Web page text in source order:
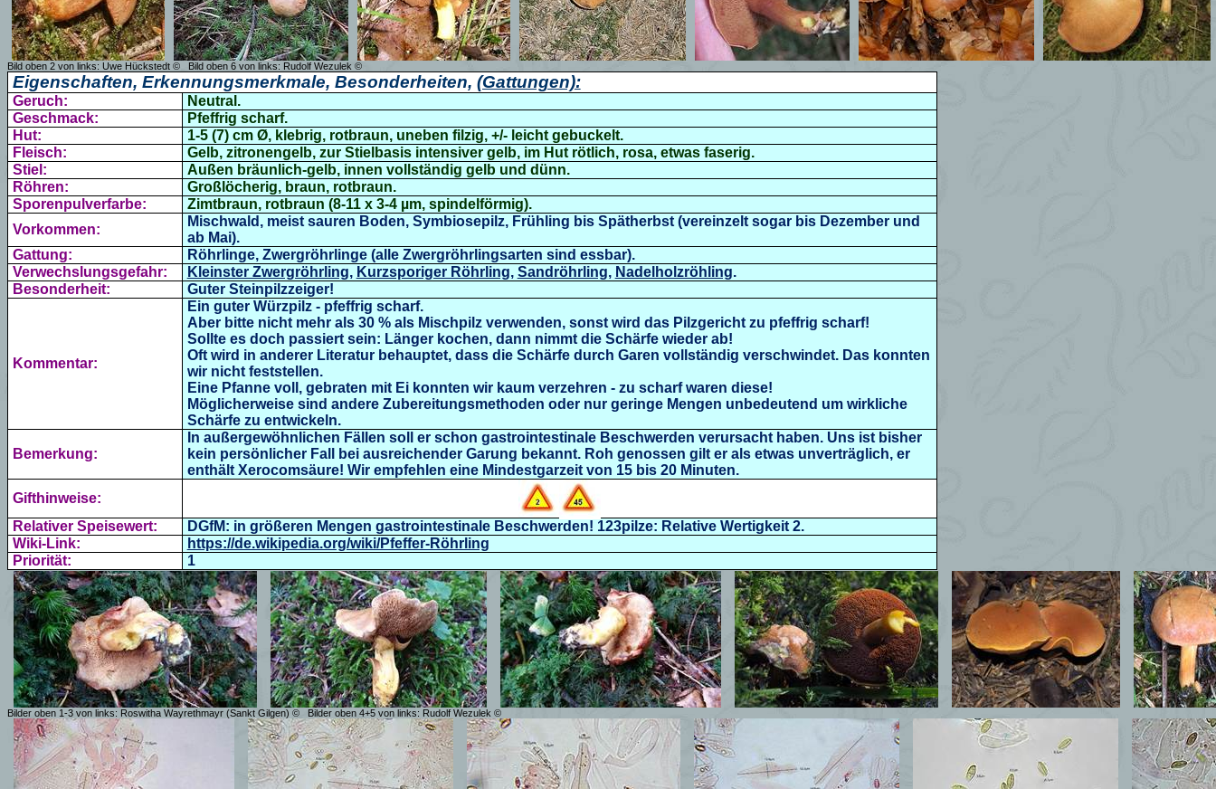
Bild oben 2 von links: Uwe Hückstedt © Bild oben 6 von links: Rudolf Wezulek ©
Eigenschaften, Erkennungsmerkmale, Besonderheiten, (Gattungen):
Geruch:
Neutral.
Geschmack:
Pfeffrig scharf.
Hut:
1-5 (7) cm Ø, klebrig, rotbraun, uneben filzig, +/- leicht gebuckelt.
Fleisch:
Gelb, zitronengelb, zur Stielbasis intensiver gelb, im Hut rötlich, rosa, etwas faserig.
Stiel:
Außen bräunlich-gelb, innen vollständig gelb und dünn.
Röhren:
Großlöcherig, braun, rotbraun.
Sporenpulverfarbe:
Zimtbraun, rotbraun (8-11 x 3-4 µm, spindelförmig).
Vorkommen:
Mischwald, meist sauren Boden, Symbiosepilz, Frühling bis Spätherbst (vereinzelt sogar bis Dezember und
ab Mai).
Gattung:
Röhrlinge, Zwergröhrlinge (alle Zwergröhrlingsarten sind essbar).
Verwechslungsgefahr:
Kleinster Zwergröhrling, Kurzsporiger Röhrling, Sandröhrling, Nadelholzröhling.
Besonderheit:
Guter Steinpilzzeiger!
Kommentar:
Ein guter Würzpilz - pfeffrig scharf.
Aber bitte nicht mehr als 30 % als Mischpilz verwenden, sonst wird das Pilzgericht zu pfeffrig scharf!
Sollte es doch passiert sein: Länger kochen, dann nimmt die Schärfe wieder ab!
Oft wird in anderer Literatur behauptet, dass die Schärfe durch Garen vollständig verschwindet. Das konnten
wir nicht feststellen.
Eine Pfanne voll, gebraten mit Ei konnten wir kaum verzehren - zu scharf waren diese!
Möglicherweise sind andere Zubereitungsmethoden oder nur geringe Mengen unbedeutend um wirkliche
Schärfe zu entwickeln.
Bemerkung:
In außergewöhnlichen Fällen soll er schon gastrointestinale Beschwerden verursacht haben. Uns ist bisher
kein persönlicher Fall bei ausreichender Garung bekannt.Roh genossen gilt er als etwas unverträglich, er
enthält Xerocomsäure! Wir empfehlen eine Mindestgarzeit von 15 bis 20 Minuten.
Gifthinweise:
Relativer Speisewert:
DGfM: in größeren Mengen gastrointestinale Beschwerden! 123pilze: Relative Wertigkeit 2.
Wiki-Link:
https://de.wikipedia.org/wiki/Pfeffer-Röhrling
Priorität:
1
Bilder oben 1-3 von links: Roswitha Wayrethmayr (Sankt Gilgen) © Bilder oben 4+5 von links: Rudolf Wezulek ©